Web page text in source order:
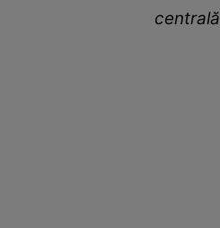
centrală